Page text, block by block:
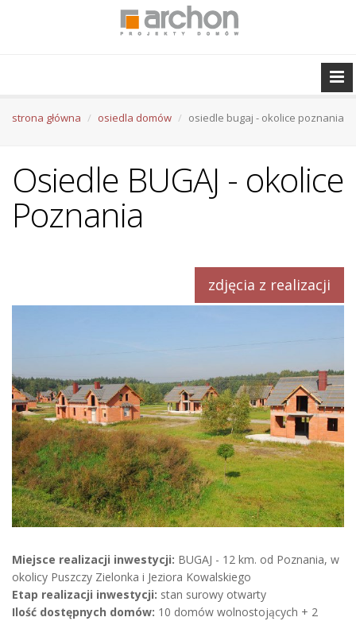
strona główna osiedla domów osiedle bugaj - okolice poznania
Osiedle BUGAJ - okolice
Poznania
zdjęcia z realizacji
Miejsce realizacji inwestycji: BUGAJ - 12 km. od Poznania, w
okolicy Puszczy Zielonka i Jeziora Kowalskiego
Etap realizacji inwestycji: stan surowy otwarty
Ilość dostępnych domów: 10 domów wolnostojących + 2